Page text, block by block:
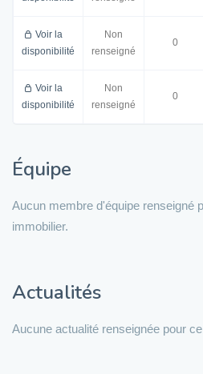
Voir la
disponibilité
Non
renseigné
0
Voir la
disponibilité
Non
renseigné
0
Équipe
Aucun membre d'équipe renseigné
immobilier.
Actualités
Aucune actualité renseignée pour